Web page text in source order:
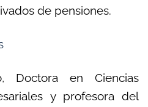
de pensiones.
Doctora en Ciencias
y profesora del